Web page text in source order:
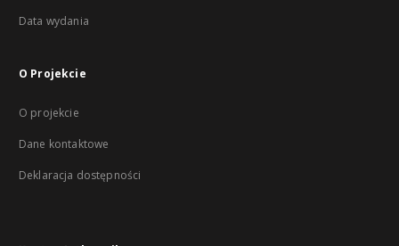
Data wydania
O Projekcie
O projekcie
Dane kontaktowe
Deklaracja dostępności